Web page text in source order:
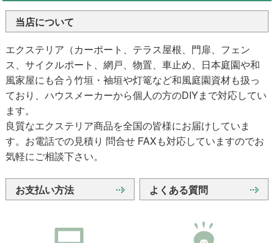
当店について
エクステリア（カーポート、テラス屋根、門扉、フェン
ス、サイクルポート、網戸、物置、車止め、日本庭園や和
風家屋にも合う竹垣・袖垣や灯篭など和風庭園資材も扱っ
ており、ハウスメーカーから個人の方のDIYまで対応してい
ます。
良質なエクステリア商品を全国の皆様にお届けしていま
す。お電話での見積り 問合せ FAXも対応していますのでお
気軽にご相談下さい。
お支払い方法 よくある質問